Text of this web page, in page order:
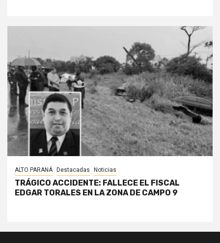
ALTO PARANÁ Destacadas Noticias
TRÁGICO ACCIDENTE: FALLECE EL FISCAL
EDGAR TORALES EN LA ZONA DE CAMPO 9